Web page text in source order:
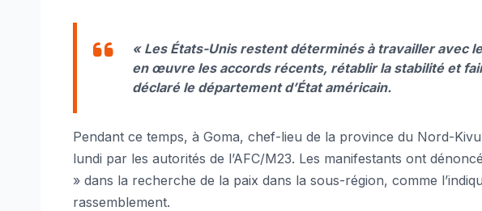
« Les États-Unis restent déterminés à travailler avec
en œuvre les accords récents, rétablir la stabilité et
déclaré le département d’État américain.
Pendant ce temps, à Goma, chef-lieu de la province du Nord-
lundi par les autorités de l’AFC/M23. Les manifestants ont
» dans la recherche de la paix dans la sous-région, comme
rassemblement.